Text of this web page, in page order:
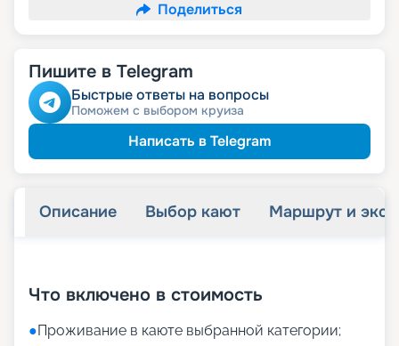
Поделиться
Пишите в Telegram
Быстрые ответы на вопросы
Поможем с выбором круиза
Написать в Telegram
Описание Выбор кают Маршрут и
Что включено в стоимость
●Проживание в каюте выбранной категории;